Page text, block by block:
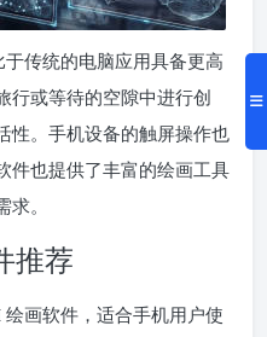
传统的电脑应用具备更高
行或等待的空隙中进行创
性。手机设备的触屏操作也
件也提供了丰富的绘画工具
。
推荐
画软件，适合手机用户使